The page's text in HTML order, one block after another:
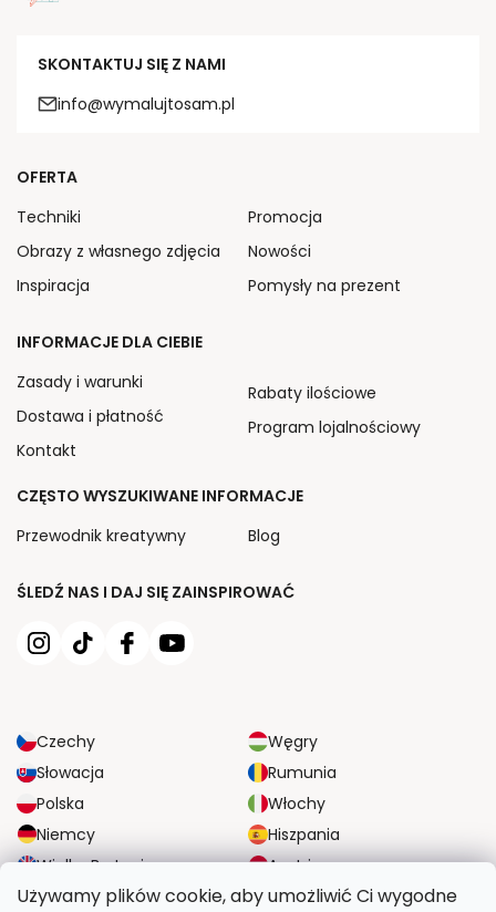
Używamy plików cookie, aby umożliwić Ci wygodne
SKONTAKTUJ SIĘ Z NAMI
info@wymalujtosam.pl
ŚLEDŹ NAS I DAJ SIĘ ZAINSPIROWAĆ
Czechy
Węgry
Słowacja
Rumunia
Polska
Włochy
Niemcy
Hiszpania
Wielka Brytania
Austria
OFERTA
Techniki
Obrazy z własnego zdjęcia
Inspiracja
Promocja
Nowości
Pomysły na prezent
INFORMACJE DLA CIEBIE
Zasady i warunki
Dostawa i płatność
Kontakt
Rabaty ilościowe
Program lojalnościowy
CZĘSTO WYSZUKIWANE INFORMACJE
Przewodnik kreatywny
Blog